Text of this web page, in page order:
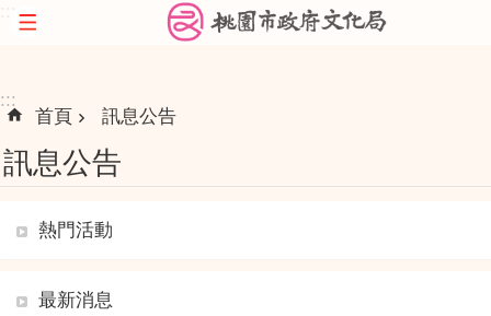
跳到主要內容區塊
:::
首頁 訊息公告
訊息公告
熱門活動
最新消息